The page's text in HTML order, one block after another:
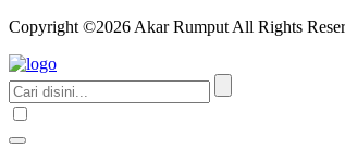
Copyright ©2026 Akar Rumput All Rights